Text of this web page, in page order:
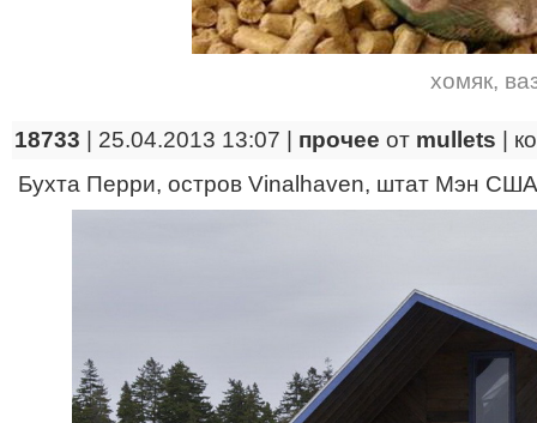
хомяк,
18733 | 25.04.2013 13:07 | прочее от mullets
Бухта Перри, остров Vinalhaven, штат Мэн США